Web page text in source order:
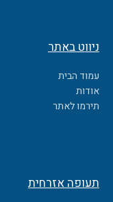
ניווט באתר
עמוד הבית
אודות
תירמו לאתר
תעופה אזרחית